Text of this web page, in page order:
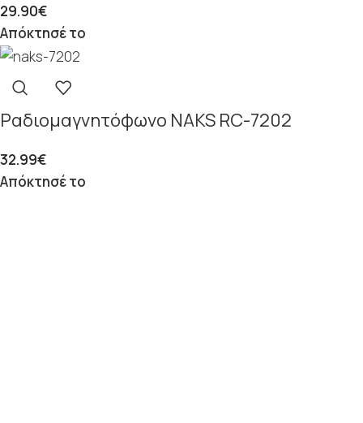
29.90€
Απόκτησέ το
Ραδιομαγνητόφωνο NAKS RC-7202
32.99€
Απόκτησέ το